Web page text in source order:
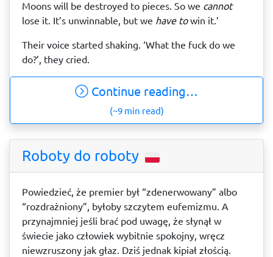
Moons will be destroyed to pieces. So we cannot
lose it. It’s unwinnable, but we have towin it.’
Their voice started shaking. ‘What the fuck do we
do?’, they cried.
Continue reading…
(~9 min read)
Roboty do roboty
Powiedzieć, że premier był “zdenerwowany” albo
“rozdrażniony”, byłoby szczytem eufemizmu. A
przynajmniej jeśli brać pod uwagę, że słynął w
świecie jako człowiek wybitnie spokojny, wręcz
niewzruszony jak głaz. Dziś jednak kipiał złością.